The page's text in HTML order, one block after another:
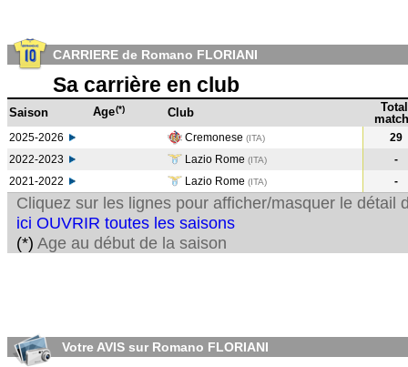
CARRIERE de Romano FLORIANI
Sa carrière en club
Saison Age(*) Club
Total
2025-2026 Cremonese (ITA)
29
2022-2023
Lazio Rome (ITA)
-
2021-2022
Lazio Rome (ITA) -
Cliquez sur les lignes pour afficher/masquer le détail
ici OUVRIR toutes les saisons
(*) Age au début de la saison
Votre AVIS sur Romano FLORIANI